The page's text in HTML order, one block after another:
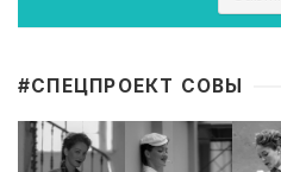
#CПЕЦПРОЕКТ СОВЫ